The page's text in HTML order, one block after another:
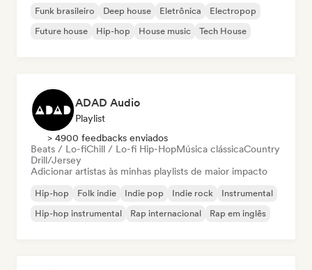
Funk brasileiro Deep house Eletrônica
Electropop
Future house
Hip-hop House music Tech House
ADAD Audio
Playlist
> 4900 feedbacks enviados
Beats / Lo-fiChill / Lo-fi Hip-HopMúsica clássicaCountry
Drill/Jersey
Adicionar artistas às minhas playlists de maior impacto
Hip-hop Folk indie Indie pop Indie rock
Instrumental
Hip-hop instrumental
Rap internacional Rap em inglês